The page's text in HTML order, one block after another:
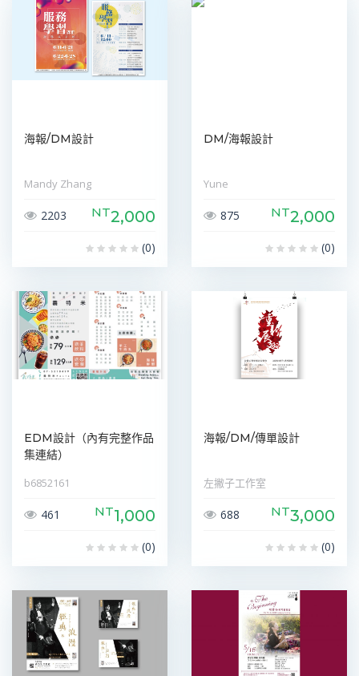
海報/DM設計
Mandy Zhang
2203 NT2,000
(0)
DM/海報設計
Yune
875 NT2,000
(0)
EDM設計（內有完整作品
集連結）
b6852161
461 NT1,000
(0)
海報/DM/傳單設計
左撇子工作室
688 NT3,000
(0)